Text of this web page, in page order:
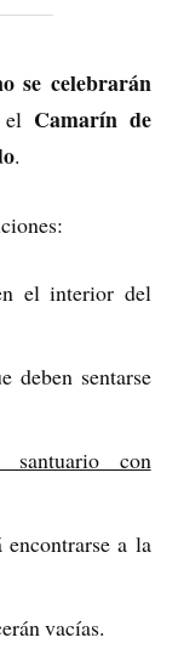
se celebrarán
Camarín de
.
el interior del
deben sentarse
con
a la
vacías.